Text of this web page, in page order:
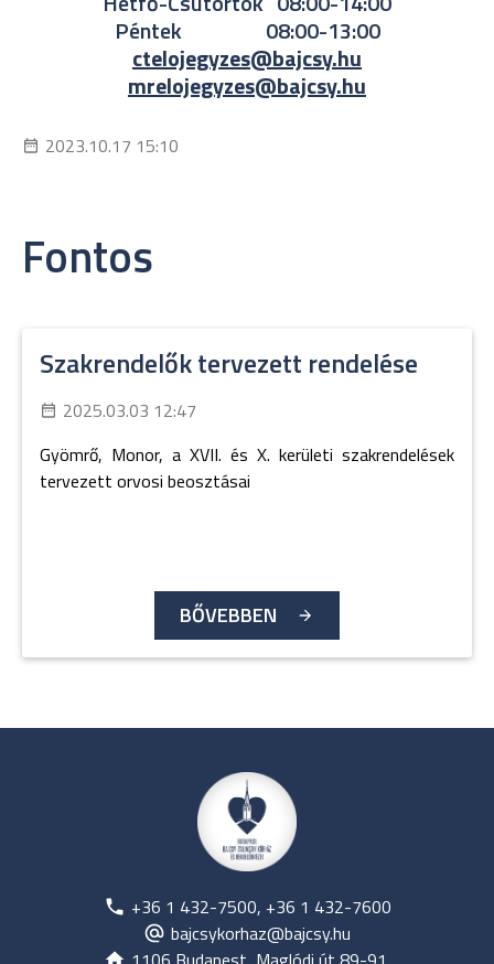
Péntek 08:00-13:00
ctelojegyzes@bajcsy.hu
mrelojegyzes@bajcsy.hu
2023.10.17 15:10
Fontos
Szakrendelők tervezett rendelése
2025.03.03 12:47
Gyömrő, Monor, a XVII. és X. kerületi szakrendelések
tervezett orvosi beosztásai
BŐVEBBEN
+36 1 432-7500, +36 1 432-7600
bajcsykorhaz@bajcsy.hu